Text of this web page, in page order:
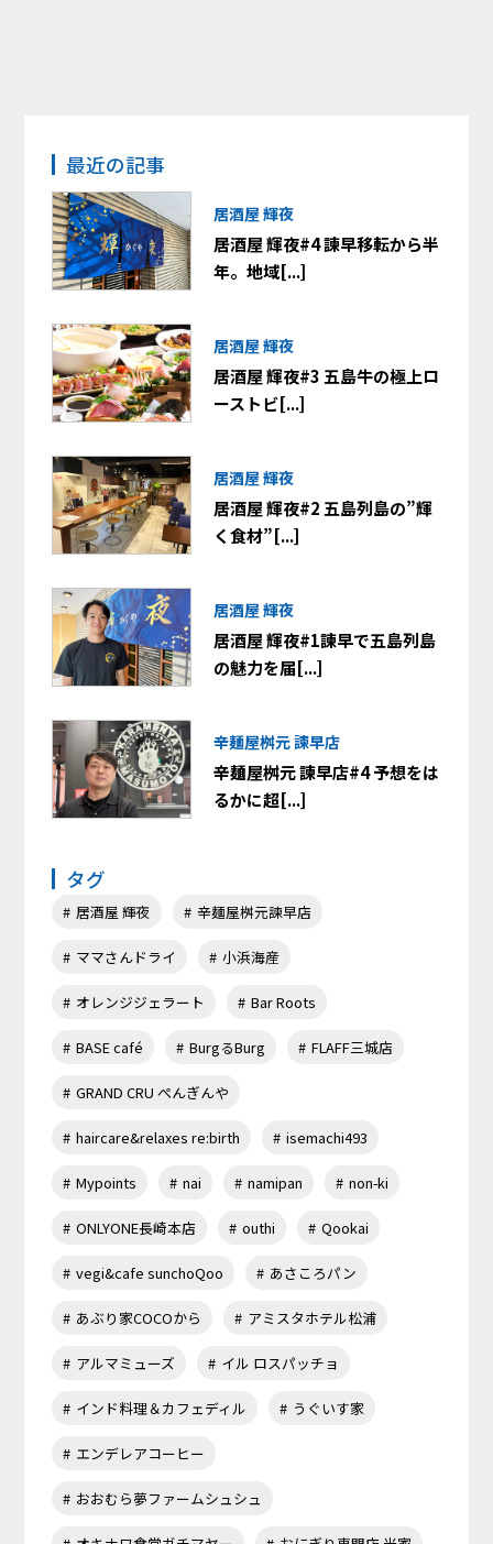
最近の記事
居酒屋 輝夜
居酒屋 輝夜#4 諫早移転から半
年。地域[...]
居酒屋 輝夜
居酒屋 輝夜#3 五島牛の極上ロ
ーストビ[...]
居酒屋 輝夜
居酒屋 輝夜#2 五島列島の”輝
く食材”[...]
居酒屋 輝夜
居酒屋 輝夜#1諫早で五島列島
の魅力を届[...]
辛麺屋桝元 諫早店
辛麺屋桝元 諫早店#4 予想をは
るかに超[...]
タグ
居酒屋 輝夜 辛麺屋桝元諫早店
ママさんドライ 小浜海産
オレンジジェラート Bar Roots
BASE café BurgるBurg FLAFF三城店
GRAND CRU ぺんぎんや
haircare&relaxes re:birth isemachi493
Mypoints nai namipan non-ki
ONLYONE長崎本店 outhi Qookai
vegi&cafe sunchoQoo あさころパン
あぶり家COCOから アミスタホテル松浦
アルマミューズ イル ロスパッチョ
インド料理＆カフェディル うぐいす家
エンデレアコーヒー
おおむら夢ファームシュシュ